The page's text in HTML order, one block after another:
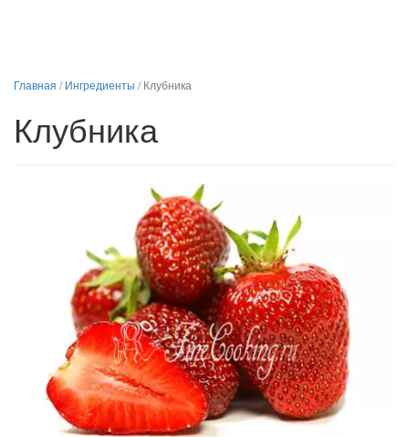
Главная /Ингредиенты /Клубника
Клубника